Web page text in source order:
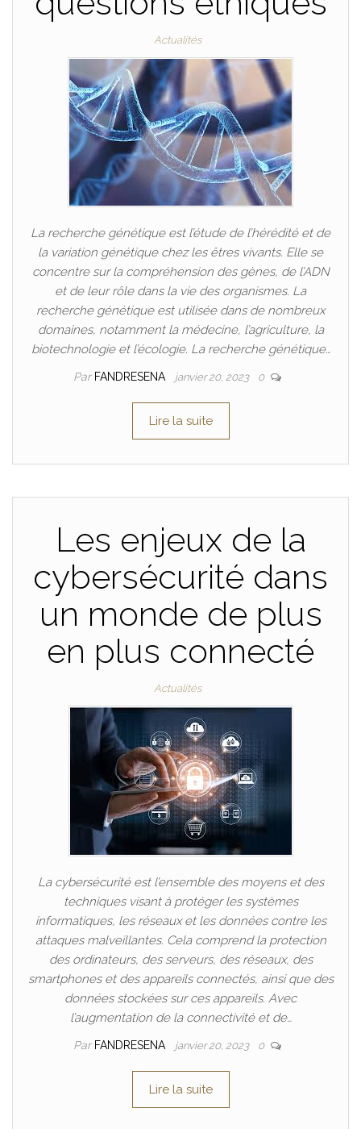
Actualités
La recherche génétique est l’étude de l’hérédité et de
la variation génétique chez les êtres vivants. Elle se
concentre sur la compréhension des gènes, de l’ADN
et de leur rôle dans la vie des organismes. La
recherche génétique est utilisée dans de nombreux
domaines, notamment la médecine, l’agriculture, la
biotechnologie et l’écologie. La recherche génétique…
Par FANDRESENA janvier 20, 2023 0
Lire la suite
Les enjeux de la
cybersécurité dans
un monde de plus
en plus connecté
Actualités
La cybersécurité est l’ensemble des moyens et des
techniques visant à protéger les systèmes
informatiques, les réseaux et les données contre les
attaques malveillantes. Cela comprend la protection
des ordinateurs, des serveurs, des réseaux, des
smartphones et des appareils connectés, ainsi que des
données stockées sur ces appareils. Avec
l’augmentation de la connectivité et de…
Par FANDRESENA janvier 20, 2023 0
Lire la suite